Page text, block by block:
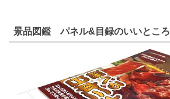
景品図鑑 パネル&目録のいいところ